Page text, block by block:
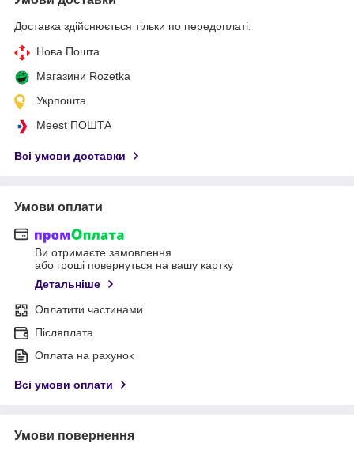
Доставка здійснюється тільки по передоплаті.
Нова Пошта
Магазини Rozetka
Укрпошта
Meest ПОШТА
Всі умови доставки
Умови оплати
Ви отримаєте замовлення
або гроші повернуться на вашу картку
Детальніше
Оплатити частинами
Післяплата
Оплата на рахунок
Всі умови оплати
Умови повернення